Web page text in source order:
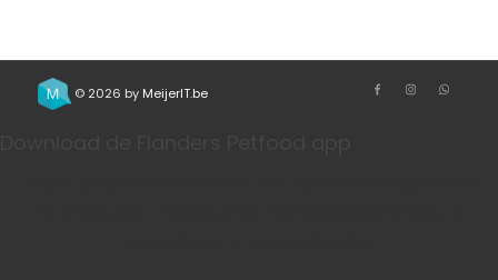
© 2026 by MeijerIT.be